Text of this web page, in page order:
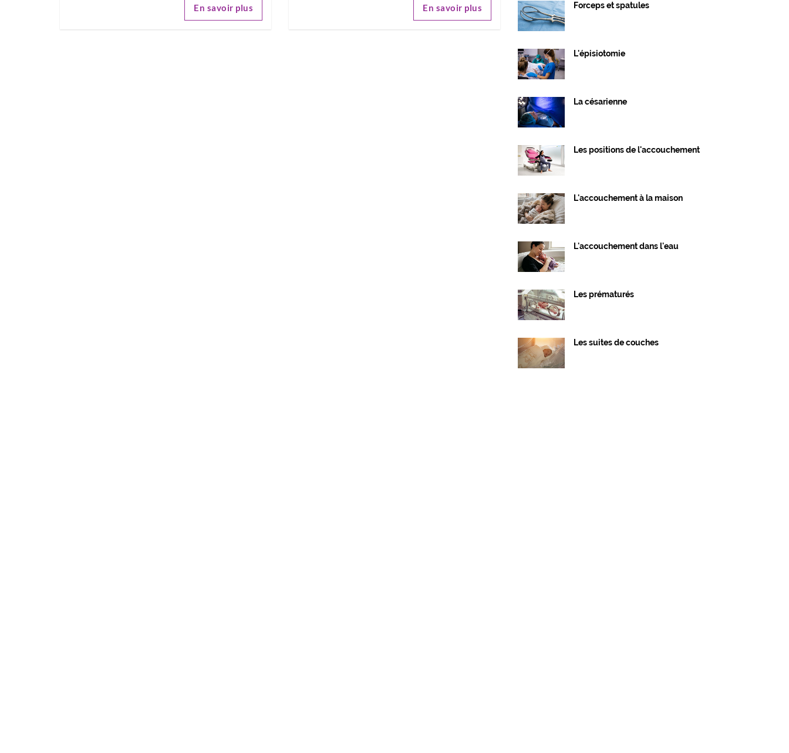
En savoir plus En savoir plus Forceps et spatules
L'épisiotomie
La césarienne
Les positions de l'accouchement
L'accouchement à la maison
L'accouchement dans l'eau
Les prématurés
Les suites de couches